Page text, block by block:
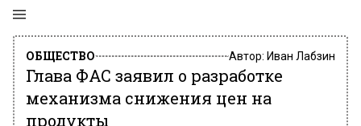
ОБЩЕСТВО Автор: Иван Лабзин
Глава ФАС заявил о разработке
механизма снижения цен на
продукты